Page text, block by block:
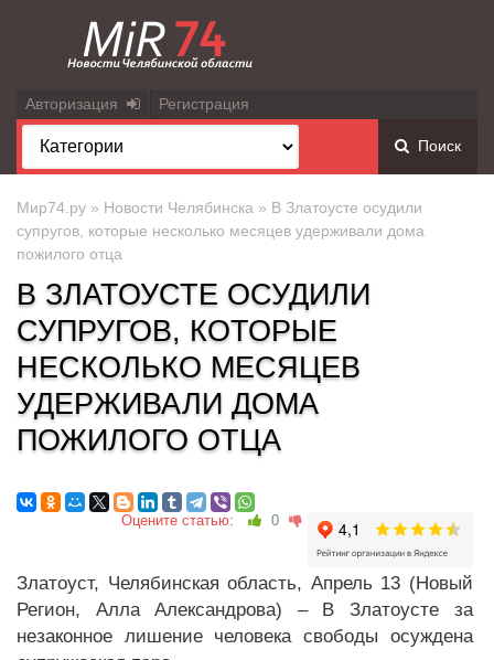
Авторизация Регистрация
Поиск
Мир74.ру » Новости Челябинска » В Златоусте осудили
супругов, которые несколько месяцев удерживали дома
пожилого отца
В ЗЛАТОУСТЕ ОСУДИЛИ
СУПРУГОВ, КОТОРЫЕ
НЕСКОЛЬКО МЕСЯЦЕВ
УДЕРЖИВАЛИ ДОМА
ПОЖИЛОГО ОТЦА
Оцените статью: 0
Златоуст, Челябинская область, Апрель 13 (Новый
Регион, Алла Александрова) – В Златоусте за
незаконное лишение человека свободы осуждена